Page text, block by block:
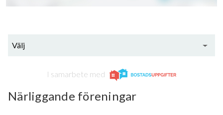
Välj
I samarbete med
Närliggande föreningar